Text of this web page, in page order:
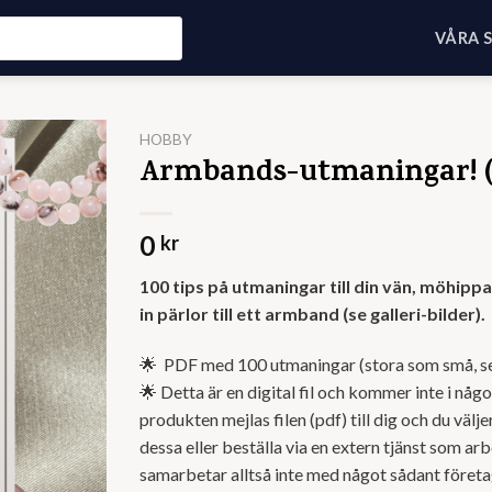
VÅRA
HOBBY
Armbands-utmaningar!
0 kr
100 tips på utmaningar till din vän,
in pärlor till ett armband (se galleri-bilder).
🌟 PDF med 100 utmaningar (stora som små,
🌟 Detta är en digital fil och kommer inte i
produkten mejlas filen (pdf) till dig och du
dessa eller beställa via en extern tjänst som
samarbetar alltså inte med något sådant